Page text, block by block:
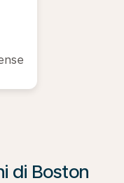
di Boston